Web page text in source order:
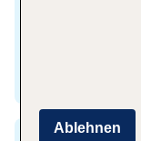
Ablehnen